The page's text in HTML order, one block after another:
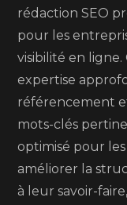
rédaction SEO
pour les
visibilité en
expertise
référencement
mots-clés
optimisé pour
améliorer la
à leur savoir-